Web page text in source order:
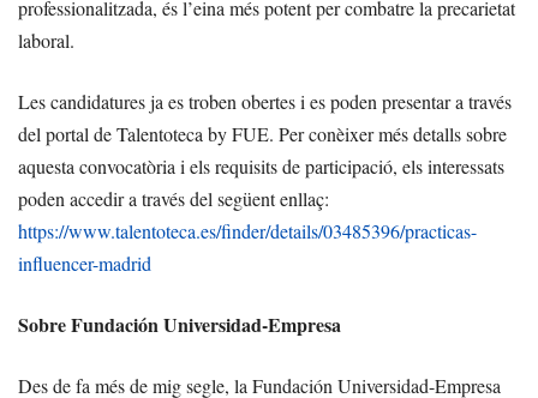
professionalitzada, és l’eina més potent per combatre la precarietat
laboral.
Les candidatures ja es troben obertes i es poden presentar a través
del portal de Talentoteca by FUE. Per conèixer més detalls sobre
aquesta convocatòria i els requisits de participació, els interessats
poden accedir a través del següent enllaç:
https://www.talentoteca.es/finder/details/03485396/practicas-
influencer-madrid
Sobre Fundación Universidad-Empresa
Des de fa més de mig segle, la Fundación Universidad-Empresa